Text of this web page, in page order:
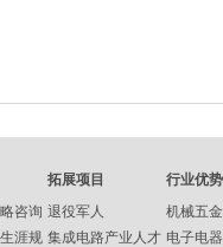
咨询
涯规
拓展项目
退役军人
集成电路产业人才
行业优势
机械五金
电子电器